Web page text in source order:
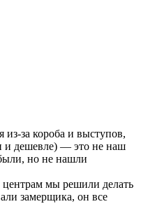
из-за короба и выступов,
и дешевле) — это не наш
но не нашли
мы решили делать
замерщика, он все